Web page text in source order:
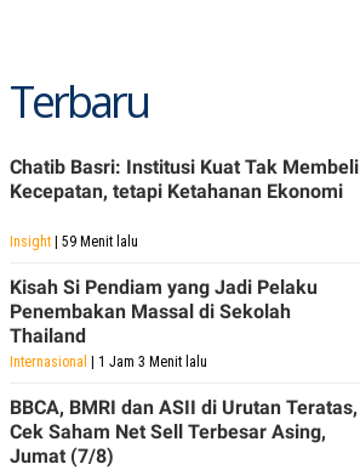
Terbaru
Chatib Basri: Institusi Kuat Tak Membeli
Kecepatan, tetapi Ketahanan Ekonomi
Insight | 59 Menit lalu
Kisah Si Pendiam yang Jadi Pelaku
Penembakan Massal di Sekolah
Thailand
Internasional | 1 Jam 3 Menit lalu
BBCA, BMRI dan ASII di Urutan Teratas,
Cek Saham Net Sell Terbesar Asing,
Jumat (7/8)